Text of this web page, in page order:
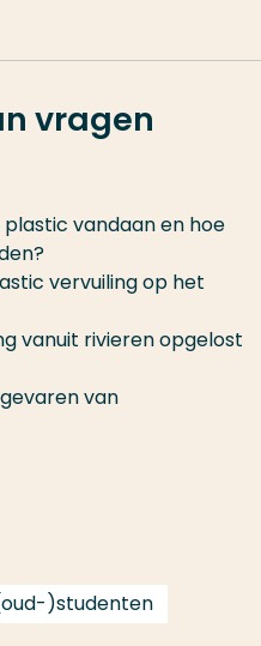
vragen
vandaan en hoe
vervuiling op het
vanuit rivieren opgelost
van
)studenten